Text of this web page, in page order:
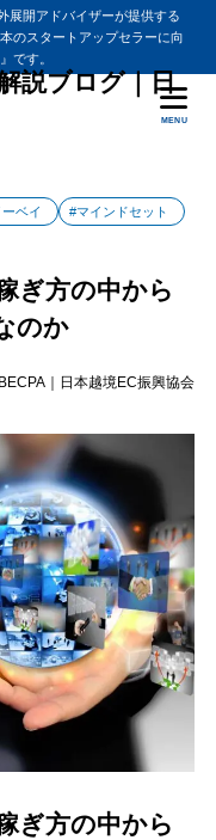
展開アドバイザーが提供する
のスタートアップセラーに向
です。
説ブログ｜日
MENU
ベイ
#マインドセット
ぎ方の中から
のか
｜日本越境EC振興協会
ぎ方の中から
インターネットビジネス
？